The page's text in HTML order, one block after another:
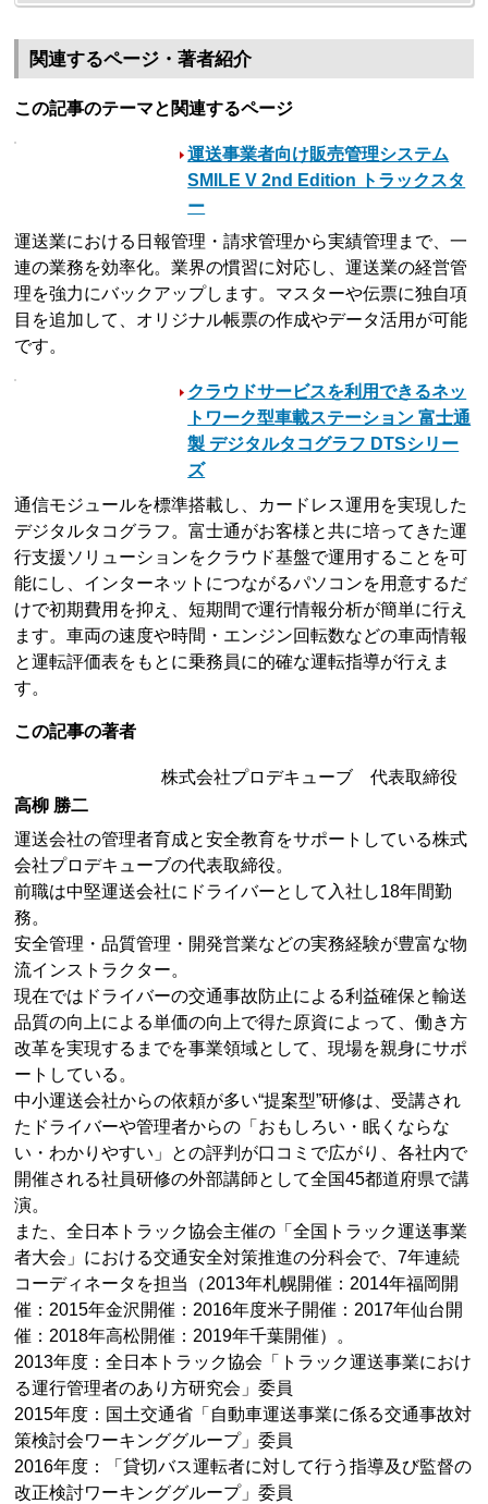
関連するページ・著者紹介
この記事のテーマと関連するページ
運送事業者向け販売管理システム
SMILE V 2nd Edition トラックスタ
ー
運送業における日報管理・請求管理から実績管理まで、一
連の業務を効率化。業界の慣習に対応し、運送業の経営管
理を強力にバックアップします。マスターや伝票に独自項
目を追加して、オリジナル帳票の作成やデータ活用が可能
です。
クラウドサービスを利用できるネッ
トワーク型車載ステーション 富士通
製 デジタルタコグラフ DTSシリー
ズ
通信モジュールを標準搭載し、カードレス運用を実現した
デジタルタコグラフ。富士通がお客様と共に培ってきた運
行支援ソリューションをクラウド基盤で運用することを可
能にし、インターネットにつながるパソコンを用意するだ
けで初期費用を抑え、短期間で運行情報分析が簡単に行え
ます。車両の速度や時間・エンジン回転数などの車両情報
と運転評価表をもとに乗務員に的確な運転指導が行えま
す。
この記事の著者
株式会社プロデキューブ 代表取締役
高柳 勝二
運送会社の管理者育成と安全教育をサポートしている株式
会社プロデキューブの代表取締役。
前職は中堅運送会社にドライバーとして入社し18年間勤
務。
安全管理・品質管理・開発営業などの実務経験が豊富な物
流インストラクター。
現在ではドライバーの交通事故防止による利益確保と輸送
品質の向上による単価の向上で得た原資によって、働き方
改革を実現するまでを事業領域として、現場を親身にサポ
ートしている。
中小運送会社からの依頼が多い“提案型”研修は、受講され
たドライバーや管理者からの「おもしろい・眠くならな
い・わかりやすい」との評判が口コミで広がり、各社内で
開催される社員研修の外部講師として全国45都道府県で講
演。
また、全日本トラック協会主催の「全国トラック運送事業
者大会」における交通安全対策推進の分科会で、7年連続
コーディネータを担当（2013年札幌開催：2014年福岡開
催：2015年金沢開催：2016年度米子開催：2017年仙台開
催：2018年高松開催：2019年千葉開催）。
2013年度：全日本トラック協会「トラック運送事業におけ
る運行管理者のあり方研究会」委員
2015年度：国土交通省「自動車運送事業に係る交通事故対
策検討会ワーキンググループ」委員
2016年度：「貸切バス運転者に対して行う指導及び監督の
改正検討ワーキンググループ」委員